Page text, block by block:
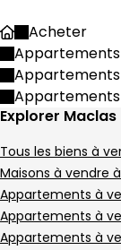
AccueilAcheter
Appartements
Appartements
Explorer Maclas
Tous les biens à
Maisons à vendre
Appartements à
Appartements à
Appartements à